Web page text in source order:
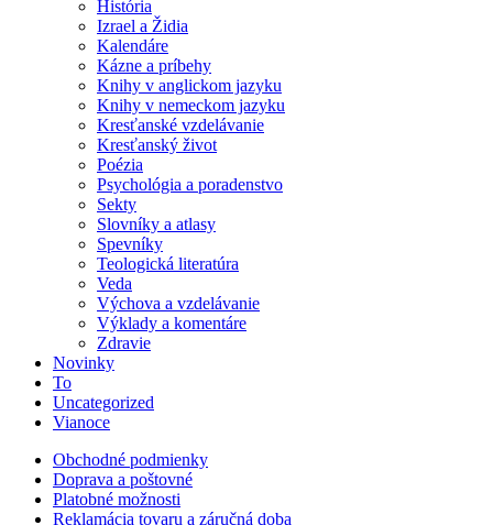
História
Izrael a Židia
Kalendáre
Kázne a príbehy
Knihy v anglickom jazyku
Knihy v nemeckom jazyku
Kresťanské vzdelávanie
Kresťanský život
Poézia
Psychológia a poradenstvo
Sekty
Slovníky a atlasy
Spevníky
Teologická literatúra
Veda
Výchova a vzdelávanie
Výklady a komentáre
Zdravie
Novinky
To
Uncategorized
Vianoce
Obchodné podmienky
Doprava a poštovné
Platobné možnosti
Reklamácia tovaru a záručná doba